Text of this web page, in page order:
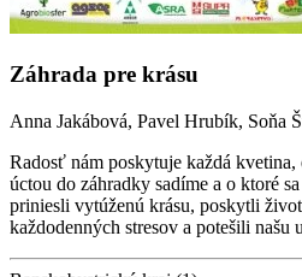
Záhrada pre krásu
Anna Jakábová, Pavel Hrubík, Soňa
Radosť nám poskytuje každá
úctou do záhradky sadíme a o ktoré
priniesli vytúženú krásu, poskytli
každodenných stresov a potešili našu